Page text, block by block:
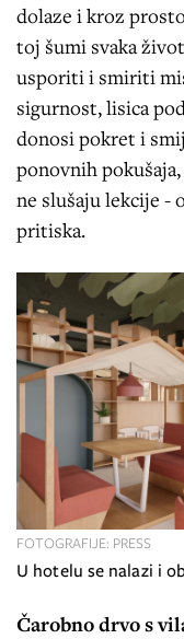
dolaze i kroz
toj šumi svaka
usporiti i smiriti
sigurnost, lisica
donosi pokret i
ponovnih
ne slušaju lekcije -
pritiska.
U hotelu se nalazi i
FOTOGRAFIJE: PRESS
Čarobno drvo s